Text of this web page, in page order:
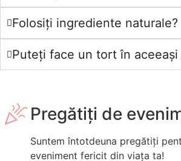
Folosiți ingrediente naturale?
Puteți face un tort în aceeași
Pregătiți de
Suntem întotdeuna pregătiți
eveniment fericit din viața ta!